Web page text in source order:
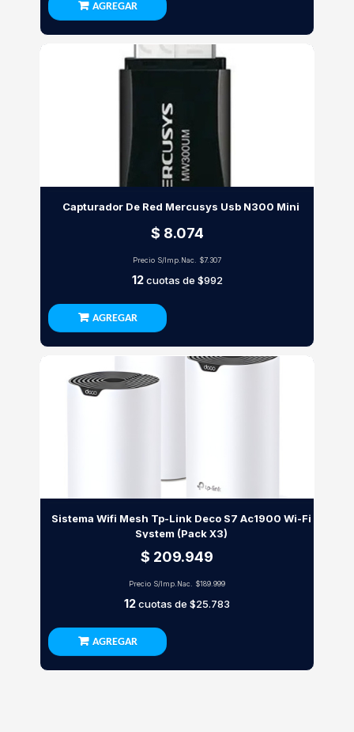
AGREGAR
Capturador De Red Mercusys Usb N300 Mini
$ 8.074
Precio S/Imp.Nac. $7.307
12cuotas de $992
AGREGAR
Sistema Wifi Mesh Tp-Link Deco S7 Ac1900 Wi-Fi
System (Pack X3)
$ 209.949
Precio S/Imp.Nac. $189.999
12cuotas de $25.783
AGREGAR